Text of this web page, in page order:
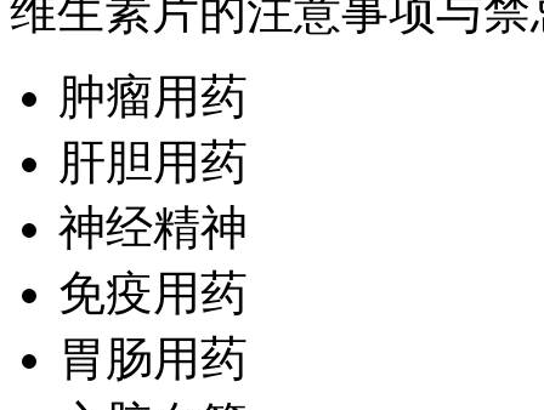
维生素片的注意事项与
肿瘤用药
肝胆用药
神经精神
免疫用药
胃肠用药